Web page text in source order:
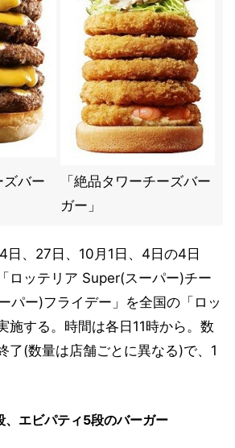
ズバー
「絶品タワーチーズバー
ガー」
日、27日、10月1日、4日の4日
ロッテリア Super(スーパー)チー
パー)フライデー」を全国の「ロッ
施する。時間は各日11時から。数
了(数量は店舗ごとに異なる)で、1
、エビパティ5段のバーガー